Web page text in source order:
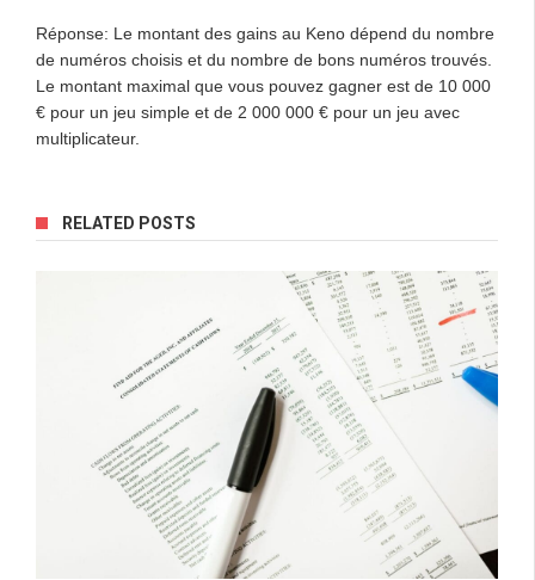
Réponse: Le montant des gains au Keno dépend du nombre
de numéros choisis et du nombre de bons numéros trouvés.
Le montant maximal que vous pouvez gagner est de 10 000
€ pour un jeu simple et de 2 000 000 € pour un jeu avec
multiplicateur.
RELATED POSTS